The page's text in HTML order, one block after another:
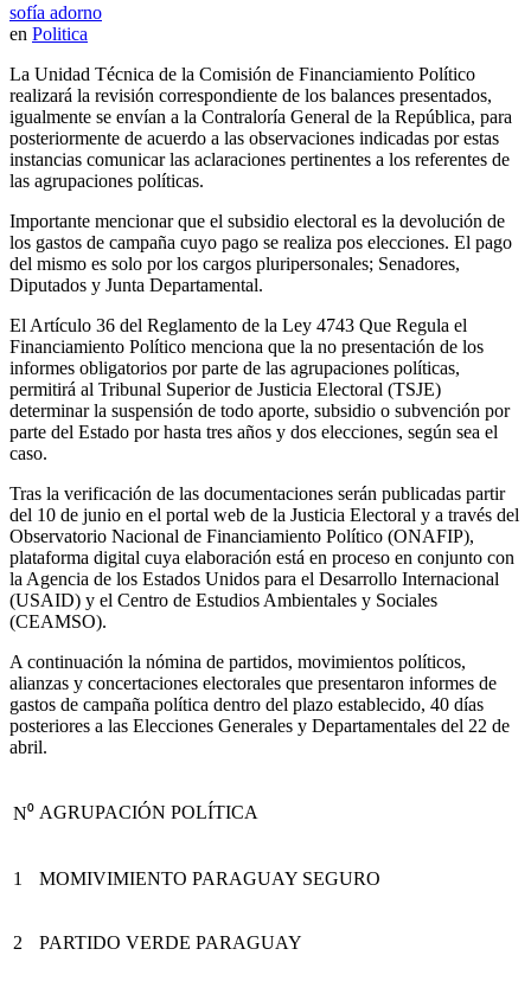
sofía adorno
en Politica
La Unidad Técnica de la Comisión de Financiamiento Político
realizará la revisión correspondiente de los balances presentados,
igualmente se envían a la Contraloría General de la República, para
posteriormente de acuerdo a las observaciones indicadas por estas
instancias comunicar las aclaraciones pertinentes a los referentes de
las agrupaciones políticas.
Importante mencionar que el subsidio electoral es la devolución de
los gastos de campaña cuyo pago se realiza pos elecciones. El pago
del mismo es solo por los cargos pluripersonales; Senadores,
Diputados y Junta Departamental.
El Artículo 36 del Reglamento de la Ley 4743 Que Regula el
Financiamiento Político menciona que la no presentación de los
informes obligatorios por parte de las agrupaciones políticas,
permitirá al Tribunal Superior de Justicia Electoral (TSJE)
determinar la suspensión de todo aporte, subsidio o subvención por
parte del Estado por hasta tres años y dos elecciones, según sea el
caso.
Tras la verificación de las documentaciones serán publicadas partir
del 10 de junio en el portal web de la Justicia Electoral y a través del
Observatorio Nacional de Financiamiento Político (ONAFIP),
plataforma digital cuya elaboración está en proceso en conjunto con
la Agencia de los Estados Unidos para el Desarrollo Internacional
(USAID) y el Centro de Estudios Ambientales y Sociales
(CEAMSO).
A continuación la nómina de partidos, movimientos políticos,
alianzas y concertaciones electorales que presentaron informes de
gastos de campaña política dentro del plazo establecido, 40 días
posteriores a las Elecciones Generales y Departamentales del 22 de
abril.
N⁰ AGRUPACIÓN POLÍTICA
1 MOMIVIMIENTO PARAGUAY SEGURO
2 PARTIDO VERDE PARAGUAY